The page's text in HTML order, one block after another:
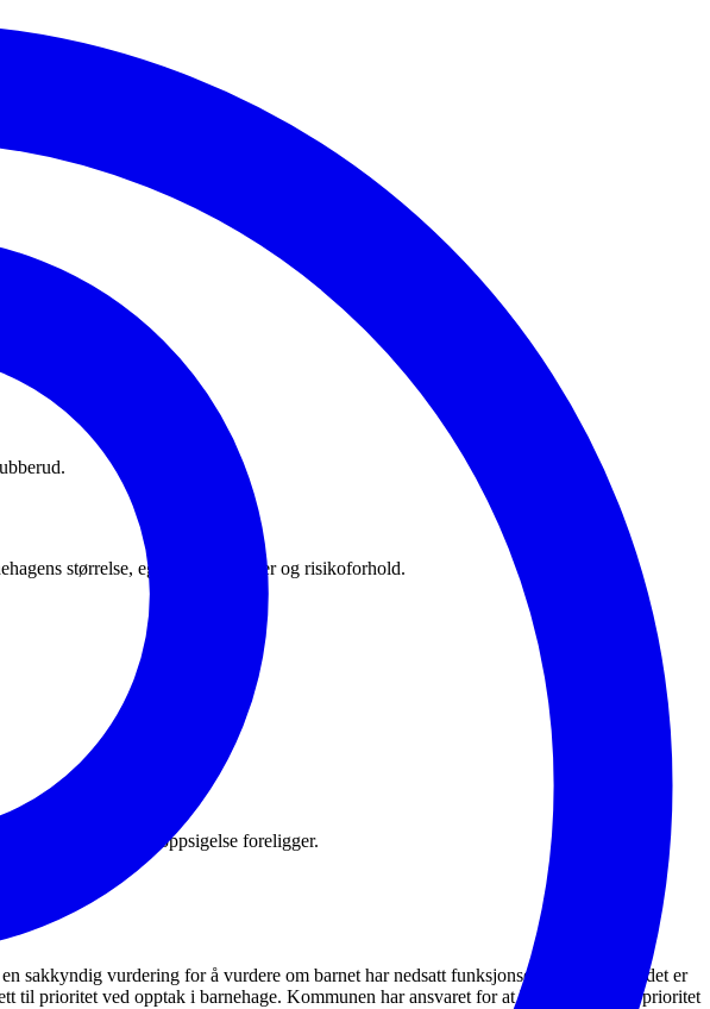
størrelse, egenart, aktiviteter og risikoforhold.
eller til en oppsigelse foreligger.
sakkyndig vurdering for å vurdere om barnet har nedsatt funksjonsevne. Barn som det er
til prioritet ved opptak i barnehage. Kommunen har ansvaret for at barn med rett til prioritet